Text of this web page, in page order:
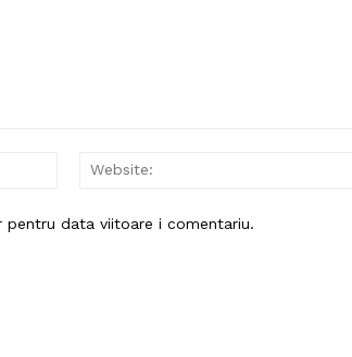
Email:*
data viitoare i comentariu.